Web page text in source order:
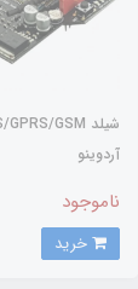
آردوینو
ناموجود